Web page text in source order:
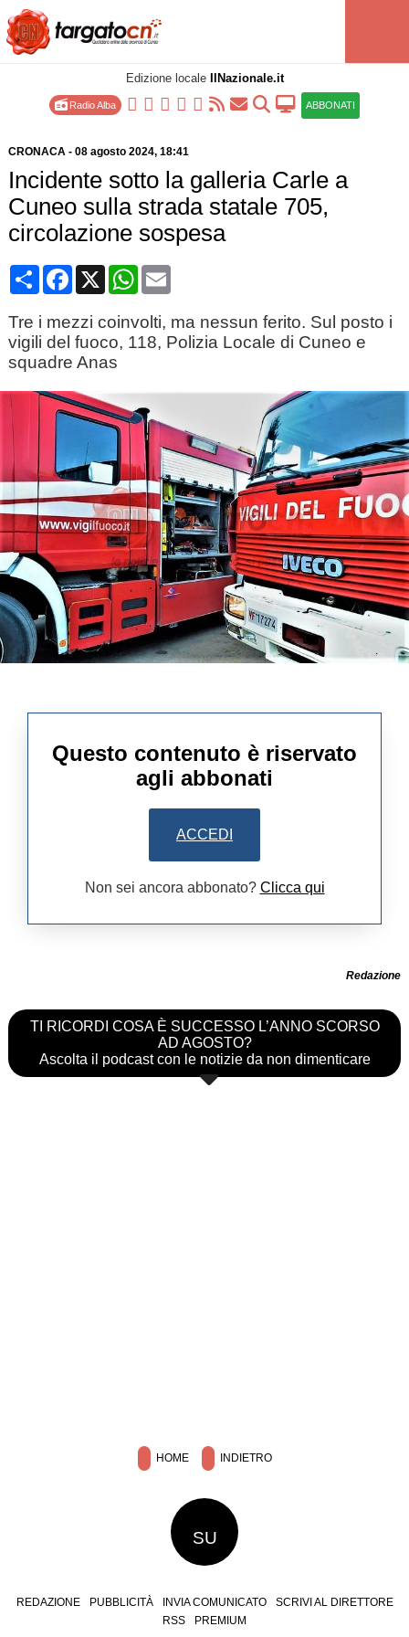
Edizione locale IlNazionale.it
Radio Alba ABBONATI
CRONACA- 08 agosto 2024, 18:41
Incidente sotto la galleria Carle a
Cuneo sulla strada statale 705,
circolazione sospesa
CondividiFacebook
X WhatsApp
Email
Tre i mezzi coinvolti, ma nessun ferito. Sul posto i
vigili del fuoco, 118, Polizia Locale di Cuneo e
squadre Anas
Questo contenuto è riservato
agli abbonati
ACCEDI
Non sei ancora abbonato? Clicca qui
Redazione
TI RICORDI COSA È SUCCESSO L’ANNO SCORSO
AD AGOSTO?
Ascolta il podcast con le notizie da non dimenticare
HOME INDIETRO
SU
REDAZIONE PUBBLICITÀ INVIA COMUNICATO
SCRIVI AL DIRETTORE
RSS
PREMIUM